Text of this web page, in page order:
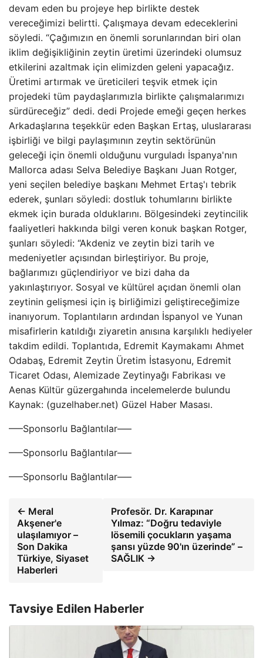
devam eden bu projeye hep birlikte destek
vereceğimizi belirtti. Çalışmaya devam edeceklerini
söyledi. “Çağımızın en önemli sorunlarından biri olan
iklim değişikliğinin zeytin üretimi üzerindeki olumsuz
etkilerini azaltmak için elimizden geleni yapacağız.
Üretimi artırmak ve üreticileri teşvik etmek için
projedeki tüm paydaşlarımızla birlikte çalışmalarımızı
sürdüreceğiz” dedi. dedi Projede emeği geçen herkes
Arkadaşlarına teşekkür eden Başkan Ertaş, uluslararası
işbirliği ve bilgi paylaşımının zeytin sektörünün
geleceği için önemli olduğunu vurguladı İspanya'nın
Mallorca adası Selva Belediye Başkanı Juan Rotger,
yeni seçilen belediye başkanı Mehmet Ertaş'ı tebrik
ederek, şunları söyledi: dostluk tohumlarını birlikte
ekmek için burada olduklarını. Bölgesindeki zeytincilik
faaliyetleri hakkında bilgi veren konuk başkan Rotger,
şunları söyledi: “Akdeniz ve zeytin bizi tarih ve
medeniyetler açısından birleştiriyor. Bu proje,
bağlarımızı güçlendiriyor ve bizi daha da
yakınlaştırıyor. Sosyal ve kültürel açıdan önemli olan
zeytinin gelişmesi için iş birliğimizi geliştireceğimize
inanıyorum. Toplantıların ardından İspanyol ve Yunan
misafirlerin katıldığı ziyaretin anısına karşılıklı hediyeler
takdim edildi. Toplantıda, Edremit Kaymakamı Ahmet
Odabaş, Edremit Zeytin Üretim İstasyonu, Edremit
Ticaret Odası, Alemizade Zeytinyağı Fabrikası ve
Aenas Kültür güzergahında incelemelerde bulundu
Kaynak: (guzelhaber.net) Güzel Haber Masası.
—–Sponsorlu Bağlantılar—–
—–Sponsorlu Bağlantılar—–
—–Sponsorlu Bağlantılar—–
← Meral
Akşener'e
ulaşılamıyor –
Son Dakika
Türkiye, Siyaset
Haberleri
Profesör. Dr. Karapınar
Yılmaz: “Doğru tedaviyle
lösemili çocukların yaşama
şansı yüzde 90'ın üzerinde” –
SAĞLIK →
Tavsiye Edilen Haberler